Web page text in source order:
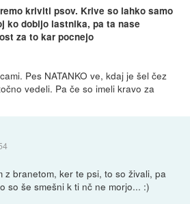
kriviti psov. Krive so lahko samo
ko dobijo lastnika, pa ta nase
za to kar pocnejo
Pes NATANKO ve, kdaj je šel čez
vedeli. Pa če so imeli kravo za
z branetom, ker te psi, to so živali, pa
so še smešni k ti nč ne morjo... :)